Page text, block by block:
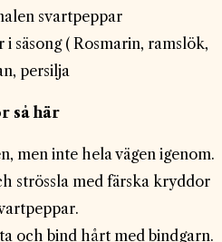
svartpeppar
säsong ( Rosmarin, ramslök,
persilja
så här
men inte hela vägen igenom.
strössla med färska kryddor
och bind hårt med bindgarn.